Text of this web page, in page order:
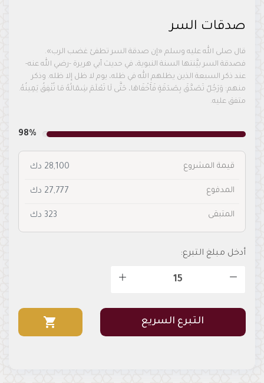
صدقات السر
قال صلى الله عليه وسلم «إن صدقة السر تطفئ غضب الرب».
فصدقة السر بيَّنتها السنة النبوية، في حديث أبي هريرة -رضي الله عنه-
عند ذكر السبعة الذين يظلهم الله في ظله، يوم لا ظل إلا ظله. وذكر
منهم: وَرَجُلٌ تَصَدَّقَ بِصَدَقَةٍ فَأَخْفَاهَا، حَتَّى لَا تَعْلَمَ شِمَالُهُ مَا تُنْفِقُ يَمِينُهُ.
متفق عليه.
98%
قيمة المشروع 28,100 دك
المدفوع 27,777 دك
المتبقى 323 دك
أدخل مبلغ التبرع:
التبرع السريع shopping_cart